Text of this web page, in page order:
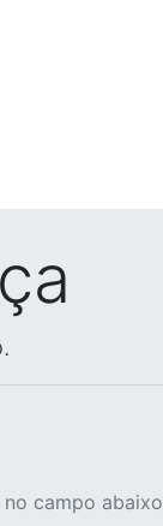
campo abaixo